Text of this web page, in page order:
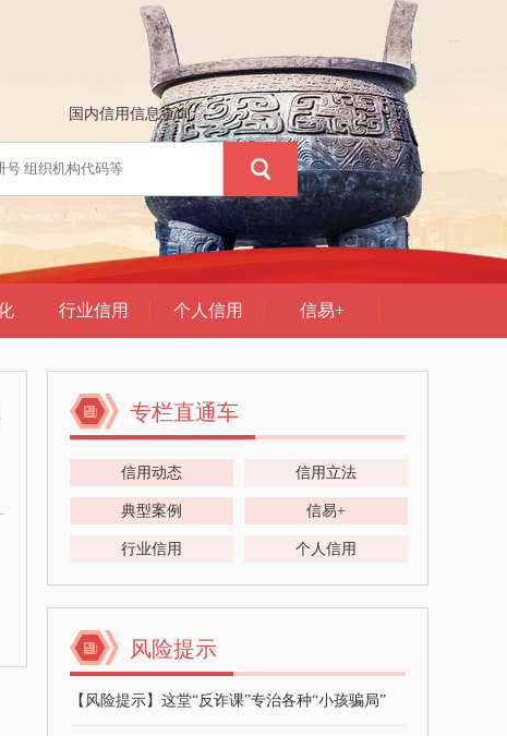
专栏直通车
信用动态 信用立法
典型案例 信易+
行业信用 个人信用
风险提示
【风险提示】这堂“反诈课”专治各种“小孩骗局”